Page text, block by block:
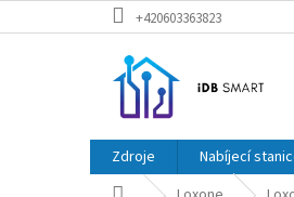
na
+420603363823
Zdroje Nabíjecí